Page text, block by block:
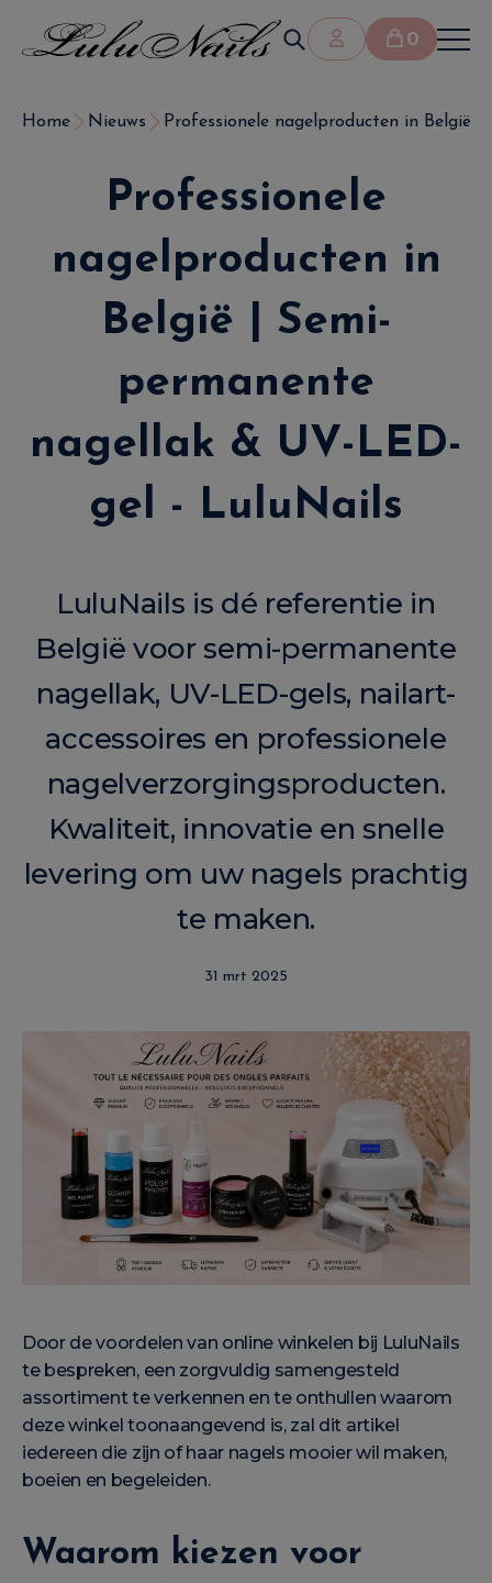
0
Home Nieuws Professionele nagelproducten in België |
Professionele
nagelproducten in
België | Semi-
permanente
nagellak & UV-LED-
gel - LuluNails
LuluNails is dé referentie in
België voor semi-permanente
nagellak, UV-LED-gels, nailart-
accessoires en professionele
nagelverzorgingsproducten.
Kwaliteit, innovatie en snelle
levering om uw nagels prachtig
te maken.
31 mrt 2025
Door de voordelen van online winkelen bij LuluNails
te bespreken, een zorgvuldig samengesteld
assortiment te verkennen en te onthullen waarom
deze winkel toonaangevend is, zal dit artikel
iedereen die zijn of haar nagels mooier wil maken,
boeien en begeleiden.
Waarom kiezen voor